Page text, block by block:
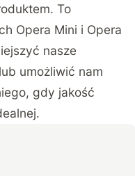
To
Opera Mini i Opera
nasze
umożliwić nam
gdy jakość